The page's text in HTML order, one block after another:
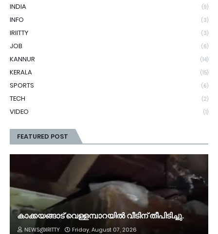
INDIA (9)
INFO (3)
IRIITTY (3)
JOB (6)
KANNUR (14)
KERALA (15)
SPORTS (6)
TECH (2)
VIDEO (1)
FEATURED POST
കാക്കയങ്ങാട് വെള്ളമ്പാറയിൽ വീടിന് തീപിടിച്ചു.
NEWS@IRITTY Friday, August 07, 2026